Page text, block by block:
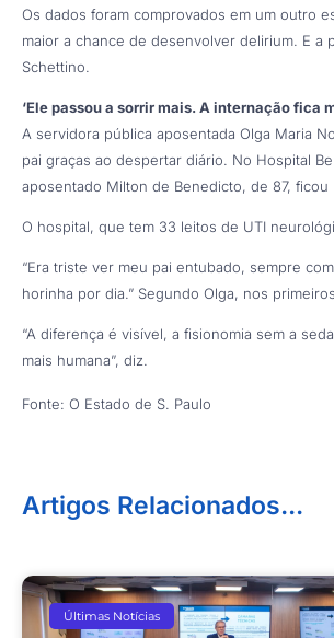
Os dados foram comprovados em um outro
maior a chance de desenvolver delirium. E a
Schettino.
‘Ele passou a sorrir mais. A internação fica
A servidora pública aposentada Olga Maria
pai graças ao despertar diário. No Hospital
aposentado Milton de Benedicto, de 87,
O hospital, que tem 33 leitos de UTI
“Era triste ver meu pai entubado, sempre
horinha por dia.” Segundo Olga, nos
“A diferença é visível, a fisionomia sem a
mais humana”, diz.
Fonte: O Estado de S. Paulo
Artigos Relacionados...
Últimas Notícias